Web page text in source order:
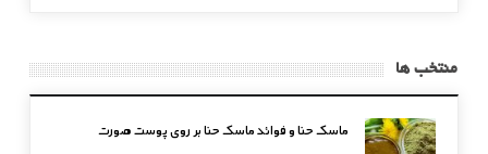
منتخب ها
ماسک حنا و فوائد ماسک حنا بر روی پوست صورت